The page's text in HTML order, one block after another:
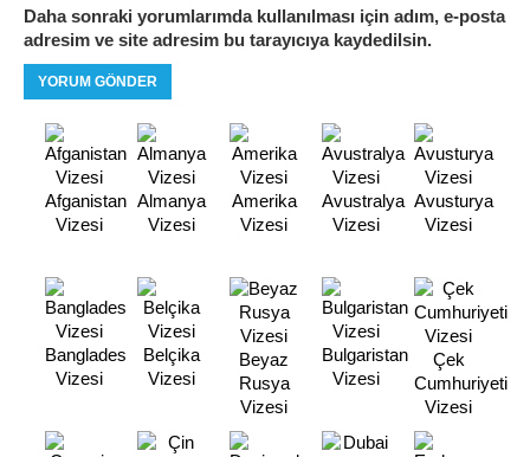
Daha sonraki yorumlarımda kullanılması için adım, e-posta
adresim ve site adresim bu tarayıcıya kaydedilsin.
Afganistan
Vizesi
Almanya
Vizesi
Amerika
Vizesi
Avustralya
Vizesi
Avusturya
Vizesi
Banglades
Vizesi
Belçika
Vizesi
Beyaz
Rusya
Vizesi
Bulgaristan
Vizesi
Çek
Cumhuriyeti
Vizesi